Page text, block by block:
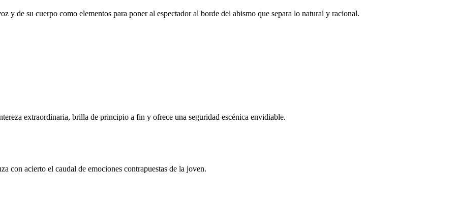
y de su cuerpo como elementos para poner al espectador al borde del abismo que separa lo natural y racional.
extraordinaria, brilla de principio a fin y ofrece una seguridad escénica envidiable.
con acierto el caudal de emociones contrapuestas de la joven.